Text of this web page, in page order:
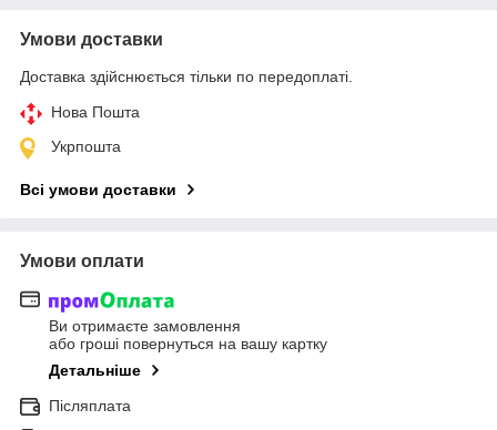
Умови доставки
Доставка здійснюється тільки по передоплаті.
Нова Пошта
Укрпошта
Всі умови доставки
Умови оплати
Ви отримаєте замовлення
або гроші повернуться на вашу картку
Детальніше
Післяплата